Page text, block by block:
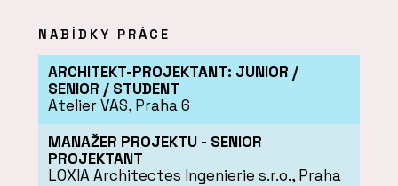
NABÍDKY PRÁCE
ARCHITEKT-PROJEKTANT: JUNIOR /
SENIOR / STUDENT
Atelier VAS, Praha 6
MANAŽER PROJEKTU - SENIOR
PROJEKTANT
LOXIA Architectes Ingenierie s.r.o., Praha